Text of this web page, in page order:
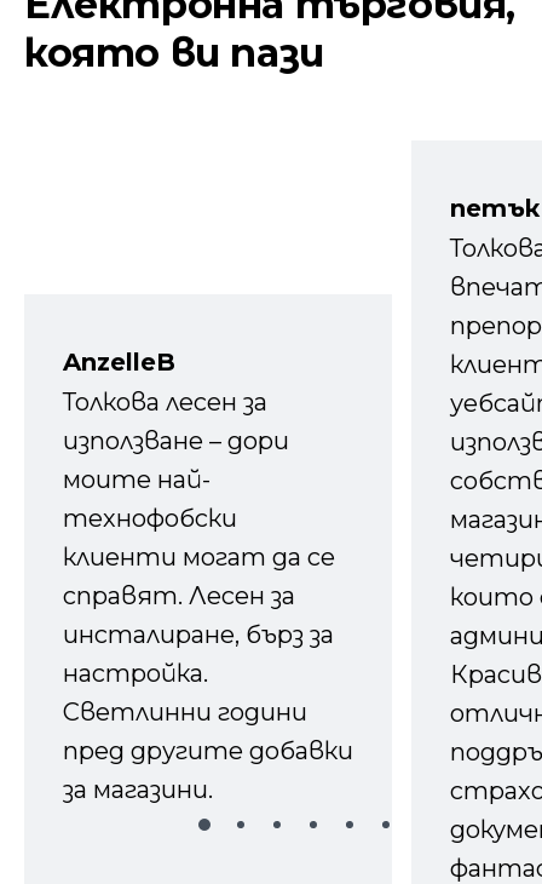
която ви пази
AnzelleB
Толкова лесен за
използване – дори
моите най-
технофобски
клиенти могат да се
справят. Лесен за
инсталиране, бърз за
настройка.
Светлинни години
пред другите добавки
за магазини.
които